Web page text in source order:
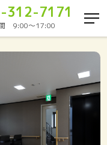
312-7171
9:00〜17:00